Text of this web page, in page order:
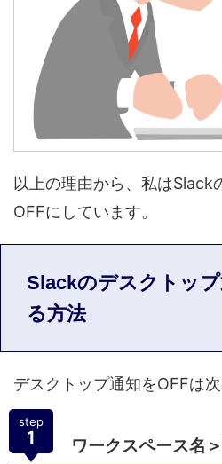
以上の理由から、私はSlack
OFFにしています。
Slackのデスクトッ
る方法
デスクトップ通知をOFFは
step
1 ワークスペース名